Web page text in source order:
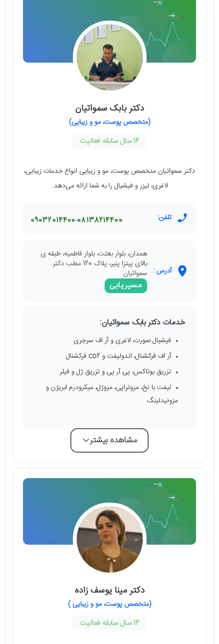
دکتر بابک سمواتیان
(متخصص پوست، مو و زیبایی)
14 سال سابقه فعالیت
دکتر سمواتیان متخصص پوست، مو و زیبایی انواع خدمات زیبایی،
لاغری، لیزر و فیشیال را به شما ارائه می‌دهد.
تلفن: 08138214400
09032014400
آدرس :
همدان، بلوار بعثت، بلوار فاطمیه، طبقه ی
بالای پیتزا پنیر، پلاک 120 مطب دکتر
سمواتیان
مسیریابی
خدمات دکتر بابک سمواتیان:
فیشیال صورت، لاغری و آر اف سرجری
آر اف فرکشنال، اندولیفت و co2 فرکشنال
تزریق بوتاکس، پی آر پی و تزریق ژل و فیلر
لیفت با نخ، مزوتراپی، مزوژل، میکرودرم ابریژن و
مزونیدلینگ
مشاهده بیشتر
دکتر مینا یوسف زاده
(متخصص پوست، مو و زیبایی )
14 سال سابقه فعالیت